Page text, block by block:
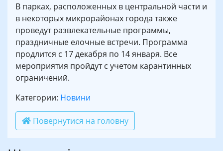
В парках, расположенных в центральной части и
в некоторых микрорайонах города также
проведут развлекательные программы,
праздничные елочные встречи. Программа
продлится с 17 декабря по 14 января. Все
мероприятия пройдут с учетом карантинных
ограничений.
Категории: Новини
Повернутися на головну